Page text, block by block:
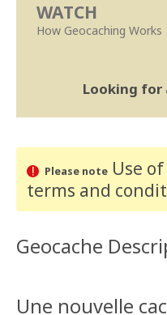
WATCH
How Geocaching Works
Looking for
Please noteUse of
terms and
Geocache
Une nouvelle